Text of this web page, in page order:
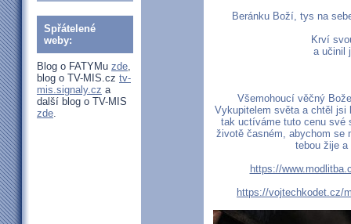
Spřátelené
weby:
Blog o FATYMu zde,
blog o TV-MIS.cz tv-
mis.signaly.cz a
další blog o TV-MIS
zde.
Beránku Boží, tys na
Krví
a učinil
Všemohoucí věčný
Vykupitelem světa a chtěl
tak uctíváme tuto cenu své
životě časném, abychom se
tebou žije
https://
https://vojtechkodet.cz/